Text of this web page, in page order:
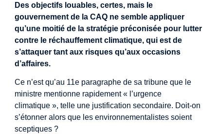
Des objectifs louables, certes, mais le
gouvernement de la CAQ ne semble appliquer
qu’une moitié de la stratégie préconisée pour lutter
contre le réchauffement climatique, qui est de
s’attaquer tant aux risques qu’aux occasions
d’affaires.
Ce n’est qu’au 11e paragraphe de sa tribune que le
ministre mentionne rapidement « l’urgence
climatique », telle une justification secondaire. Doit-on
s’étonner alors que les environnementalistes soient
sceptiques ?